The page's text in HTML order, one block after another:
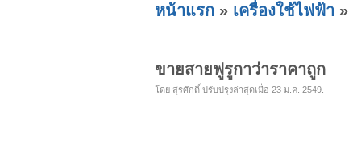
หน้าแรก » เครื่องใช้ไฟฟ้า »
ขายสายฟูรูกาว่าราคาถูก
โดย สุรศักดิ์ ปรับปรุงล่าสุดเมื่อ 23 ม.ค. 2549.